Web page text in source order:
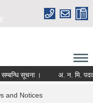
सूचना ।
and Notices